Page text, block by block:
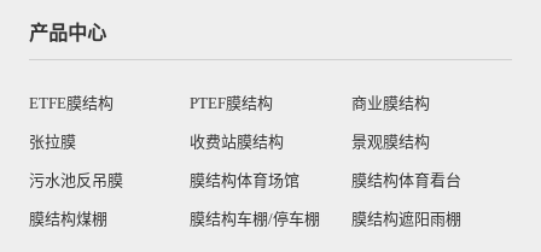
产品中心
ETFE膜结构 PTEF膜结构 商业膜结构
张拉膜 收费站膜结构 景观膜结构
污水池反吊膜 膜结构体育场馆 膜结构体育看台
膜结构煤棚 膜结构车棚/停车棚 膜结构遮阳雨棚